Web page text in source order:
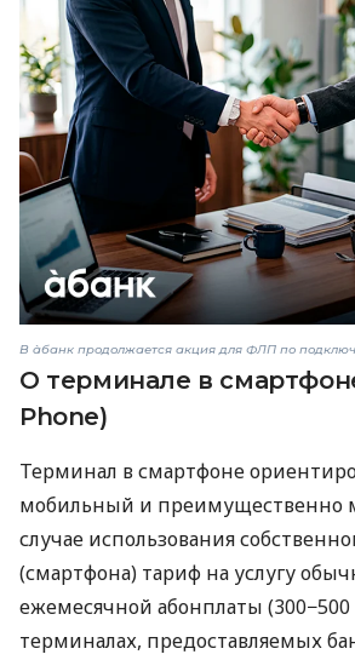
В àбанк продолжается акция для ФЛП по
О терминале в
Phone)
Терминал в смартфоне
мобильный и преимущественно
случае использования
(смартфона) тариф на услугу
ежемесячной абонплаты (300−500
терминалах, предоставляемых